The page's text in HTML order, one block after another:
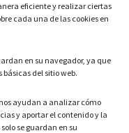
eficiente y realizar ciertas
cada una de las cookies en
en su navegador, ya que
del sitio web.
ayudan a analizar cómo
y aportar el contenido y la
se guardan en su